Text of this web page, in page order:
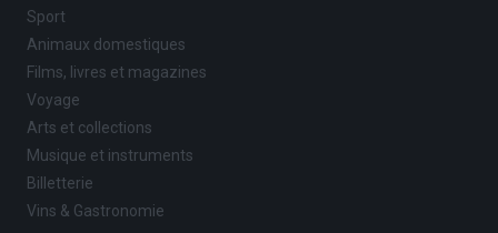
Sport
Animaux domestiques
Films, livres et magazines
Voyage
Arts et collections
Musique et instruments
Billetterie
Vins & Gastronomie